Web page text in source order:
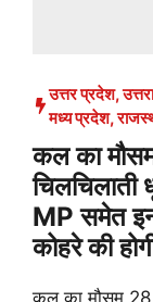
उत्तर प्रदेश,
मध्य प्रदेश,
कल का
MP समेत इन
कोहरे की
कल का मौसम 28